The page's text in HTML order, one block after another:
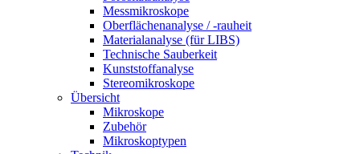
Messmikroskope
Oberflächenanalyse / -rauheit
Materialanalyse (für LIBS)
Technische Sauberkeit
Kunststoffanalyse
Stereomikroskope
Übersicht
Mikroskope
Zubehör
Mikroskoptypen